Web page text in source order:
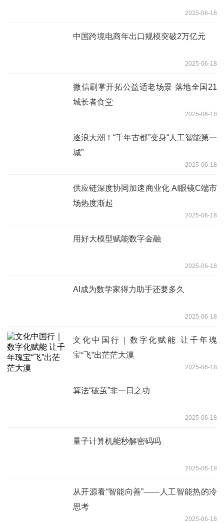
2025-06-18
中国跨境电商年出口规模突破2万亿元
2025-06-18
微信刷掌开拓公益适老场景 落地全国21
城长者食堂
2025-06-18
逐浪大潮！“千年古都”变身“人工智能第一
城”
2025-06-18
供应链深度协同加速商业化 AI眼镜C端市
场热度渐起
2025-06-18
用好大模型赋能数字金融
2025-06-18
AI成为数学家得力助手还要多久
2025-06-18
文化中国行｜数字化赋能 让千年瑰
宝“飞”出茫茫大漠
2025-06-18
算法“破茧”非一日之功
2025-06-18
量子计算机能秒解密码吗
2025-06-18
从开源看“智能向善”——人工智能热的冷
思考
2025-06-18